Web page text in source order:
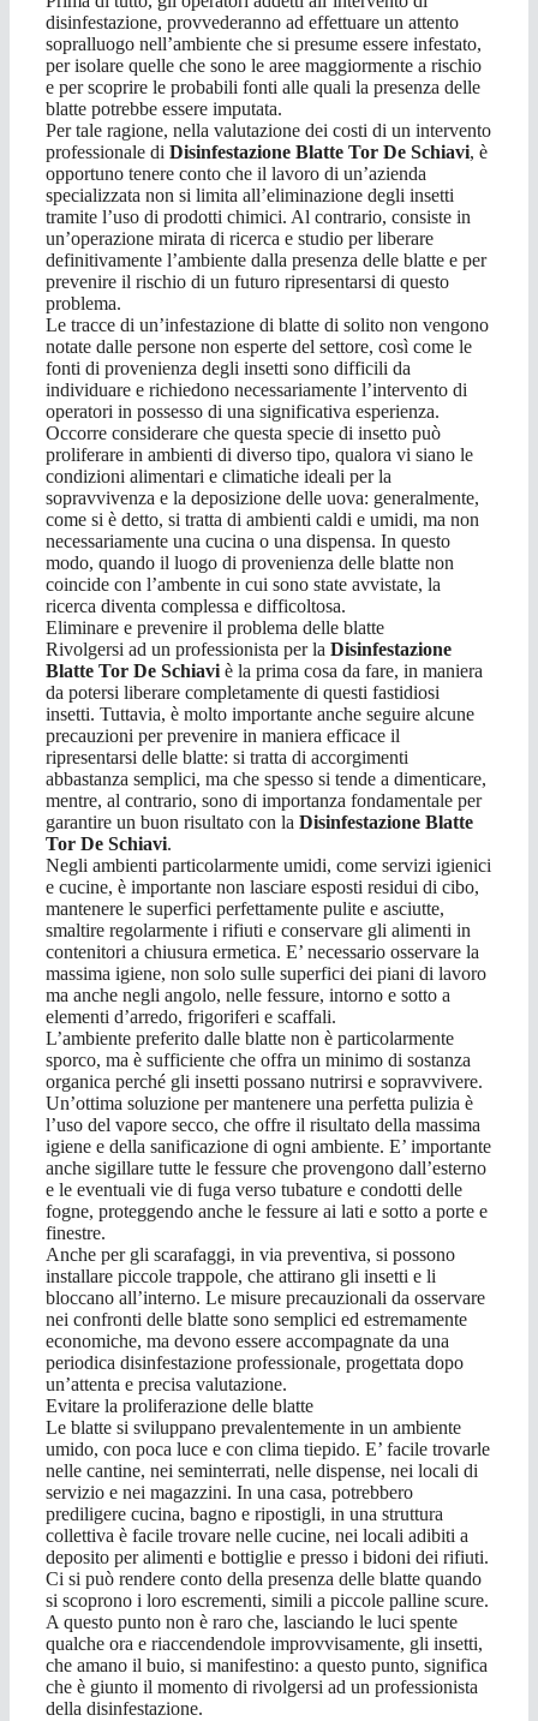
disinfestazione, provvederanno ad effettuare un attento
sopralluogo nell’ambiente che si presume essere infestato,
per isolare quelle che sono le aree maggiormente a rischio
e per scoprire le probabili fonti alle quali la presenza delle
blatte potrebbe essere imputata.
Per tale ragione, nella valutazione dei costi di un intervento
professionale di Disinfestazione Blatte Tor De Schiavi, è
opportuno tenere conto che il lavoro di un’azienda
specializzata non si limita all’eliminazione degli insetti
tramite l’uso di prodotti chimici. Al contrario, consiste in
un’operazione mirata di ricerca e studio per liberare
definitivamente l’ambiente dalla presenza delle blatte e per
prevenire il rischio di un futuro ripresentarsi di questo
problema.
Le tracce di un’infestazione di blatte di solito non vengono
notate dalle persone non esperte del settore, così come le
fonti di provenienza degli insetti sono difficili da
individuare e richiedono necessariamente l’intervento di
operatori in possesso di una significativa esperienza.
Occorre considerare che questa specie di insetto può
proliferare in ambienti di diverso tipo, qualora vi siano le
condizioni alimentari e climatiche ideali per la
sopravvivenza e la deposizione delle uova: generalmente,
come si è detto, si tratta di ambienti caldi e umidi, ma non
necessariamente una cucina o una dispensa. In questo
modo, quando il luogo di provenienza delle blatte non
coincide con l’ambente in cui sono state avvistate, la
ricerca diventa complessa e difficoltosa.
Eliminare e prevenire il problema delle blatte
Rivolgersi ad un professionista per la Disinfestazione
Blatte Tor De Schiavi è la prima cosa da fare, in maniera
da potersi liberare completamente di questi fastidiosi
insetti. Tuttavia, è molto importante anche seguire alcune
precauzioni per prevenire in maniera efficace il
ripresentarsi delle blatte: si tratta di accorgimenti
abbastanza semplici, ma che spesso si tende a dimenticare,
mentre, al contrario, sono di importanza fondamentale per
garantire un buon risultato con la Disinfestazione Blatte
Tor De Schiavi.
Negli ambienti particolarmente umidi, come servizi igienici
e cucine, è importante non lasciare esposti residui di cibo,
mantenere le superfici perfettamente pulite e asciutte,
smaltire regolarmente i rifiuti e conservare gli alimenti in
contenitori a chiusura ermetica. E’ necessario osservare la
massima igiene, non solo sulle superfici dei piani di lavoro
ma anche negli angolo, nelle fessure, intorno e sotto a
elementi d’arredo, frigoriferi e scaffali.
L’ambiente preferito dalle blatte non è particolarmente
sporco, ma è sufficiente che offra un minimo di sostanza
organica perché gli insetti possano nutrirsi e sopravvivere.
Un’ottima soluzione per mantenere una perfetta pulizia è
l’uso del vapore secco, che offre il risultato della massima
igiene e della sanificazione di ogni ambiente. E’ importante
anche sigillare tutte le fessure che provengono dall’esterno
e le eventuali vie di fuga verso tubature e condotti delle
fogne, proteggendo anche le fessure ai lati e sotto a porte e
finestre.
Anche per gli scarafaggi, in via preventiva, si possono
installare piccole trappole, che attirano gli insetti e li
bloccano all’interno. Le misure precauzionali da osservare
nei confronti delle blatte sono semplici ed estremamente
economiche, ma devono essere accompagnate da una
periodica disinfestazione professionale, progettata dopo
un’attenta e precisa valutazione.
Evitare la proliferazione delle blatte
Le blatte si sviluppano prevalentemente in un ambiente
umido, con poca luce e con clima tiepido. E’ facile trovarle
nelle cantine, nei seminterrati, nelle dispense, nei locali di
servizio e nei magazzini. In una casa, potrebbero
prediligere cucina, bagno e ripostigli, in una struttura
collettiva è facile trovare nelle cucine, nei locali adibiti a
deposito per alimenti e bottiglie e presso i bidoni dei rifiuti.
Ci si può rendere conto della presenza delle blatte quando
si scoprono i loro escrementi, simili a piccole palline scure.
A questo punto non è raro che, lasciando le luci spente
qualche ora e riaccendendole improvvisamente, gli insetti,
che amano il buio, si manifestino: a questo punto, significa
che è giunto il momento di rivolgersi ad un professionista
della disinfestazione.